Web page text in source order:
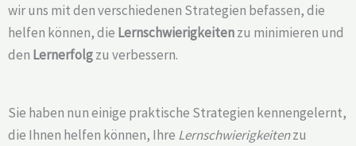
wir uns mit den verschiedenen Strategien befassen, die
helfen können, die Lernschwierigkeitenzu minimieren und
den Lernerfolgzu verbessern.
Sie haben nun einige praktische Strategien kennengelernt,
die Ihnen helfen können, Ihre Lernschwierigkeitenzu